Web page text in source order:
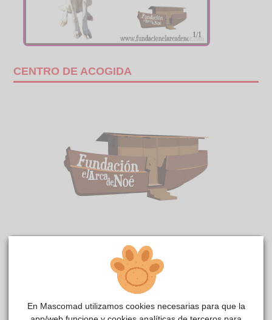
1/1
CENTRO DE ACOGIDA
reside actualmente en el centro de acogida
Fundación El Arca de Noé.
En Mascomad utilizamos cookies necesarias para que la